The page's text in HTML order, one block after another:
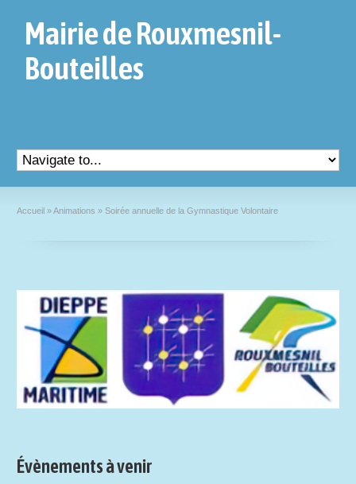
Mairie de Rouxmesnil-
Bouteilles
Accueil »Animations » Soirée annuelle de la Gymnastique Volontaire
Évènements à venir